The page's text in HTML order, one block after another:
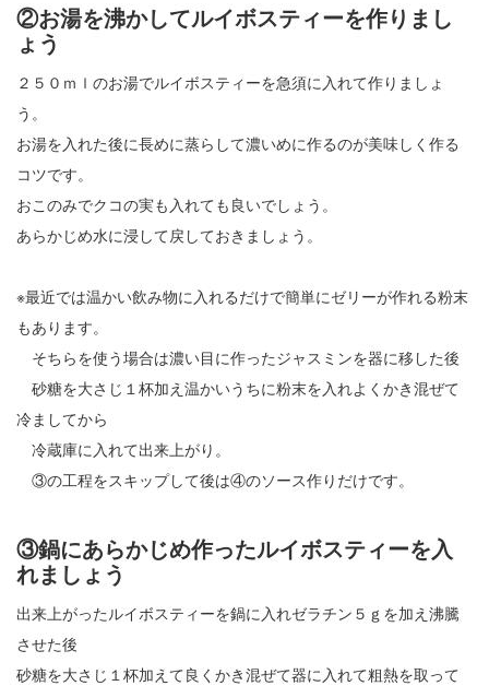
②お湯を沸かしてルイボスティーを作りまし
ょう
２５０ｍｌのお湯でルイボスティーを急須に入れて作りましょ
う。
お湯を入れた後に長めに蒸らして濃いめに作るのが美味しく作る
コツです。
おこのみでクコの実も入れても良いでしょう。
あらかじめ水に浸して戻しておきましょう。
※最近では温かい飲み物に入れるだけで簡単にゼリーが作れる粉末
もあります。
そちらを使う場合は濃い目に作ったジャスミンを器に移した後
砂糖を大さじ１杯加え温かいうちに粉末を入れよくかき混ぜて
冷ましてから
冷蔵庫に入れて出来上がり。
③の工程をスキップして後は④のソース作りだけです。
③鍋にあらかじめ作ったルイボスティーを入
れましょう
出来上がったルイボスティーを鍋に入れゼラチン５ｇを加え沸騰
させた後
砂糖を大さじ１杯加えて良くかき混ぜて器に入れて粗熱を取って